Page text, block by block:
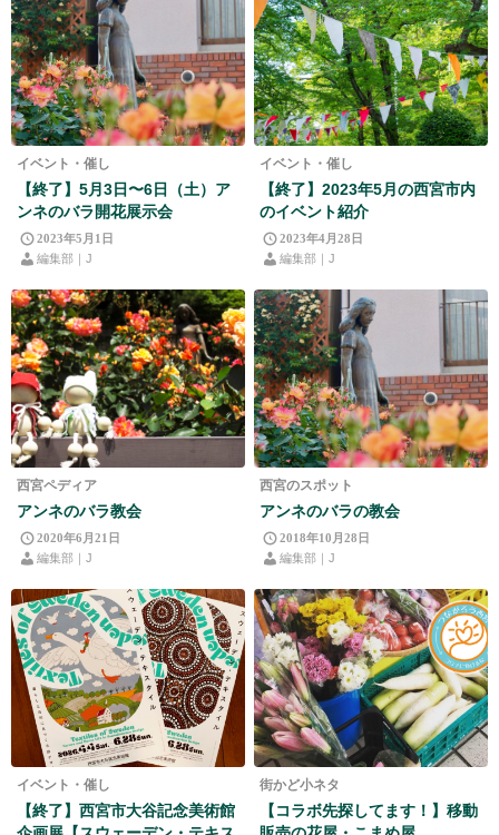
イベント・催し
【終了】5月3日〜6日（土）ア
ンネのバラ開花展示会
2023年5月1日
編集部｜J
イベント・催し
【終了】2023年5月の西宮市内
のイベント紹介
2023年4月28日
編集部｜J
西宮ペディア
アンネのバラ教会
2020年6月21日
編集部｜J
西宮のスポット
アンネのバラの教会
2018年10月28日
編集部｜J
イベント・催し
【終了】西宮市大谷記念美術館
街かど小ネタ
【コラボ先探してます！】移動